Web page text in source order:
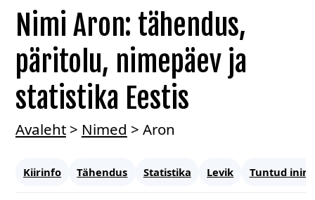
Nimi Aron: tähendus,
päritolu, nimepäev ja
statistika Eestis
Avaleht> Nimed > Aron
Kiirinfo Tähendus Statistika Levik Tuntud